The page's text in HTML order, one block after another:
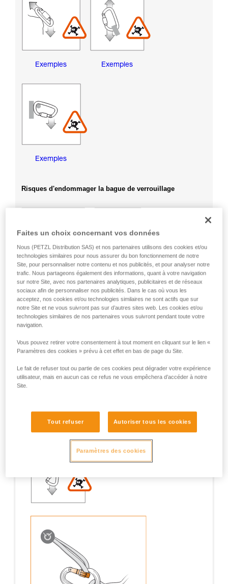
Exemples Exemples
Exemples
Risques d'endommager la bague de verrouillage
Exemples Exemples
terrain
1. Ouverture du doigt, travail en doigt
Faites un choix concernant vos données
Nous (PETZL Distribution SAS) et nos partenaires utilisons des cookies et/ou
technologies similaires pour nous assurer du bon fonctionnement de notre
Site, pour personnaliser notre contenu et nos publicités, et pour analyser notre
trafic. Nous partageons également des informations, quant à votre navigation
sur notre Site, avec nos partenaires analytiques, publicitaires et de réseaux
sociaux afin de personnaliser nos publicités. Dans le cas où vous les
acceptez, nos cookies et/ou technologies similaires ne sont actifs que sur
notre Site et ne vous suivront pas sur d’autres sites web. Les cookies et/ou
technologies similaires de nos partenaires vous suivront pendant toute votre
navigation.
Vous pouvez retirer votre consentement à tout moment en cliquant sur le lien «
Paramètres des cookies » prévu à cet effet en bas de page du Site.
Le fait de refuser tout ou partie de ces cookies peut dégrader votre expérience
utilisateur, mais en aucun cas ce refus ne vous empêchera d’accéder à notre
Site.
Tout refuser Autoriser tous les cookies
Paramètres des cookies